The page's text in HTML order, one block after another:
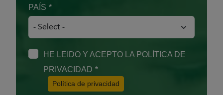
PAÍS
HE LEIDO Y ACEPTO LA POLÍTICA DE
PRIVACIDAD
Política de privacidad(Abre en nueva ventana)